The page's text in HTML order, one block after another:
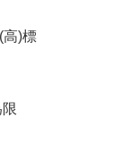
高)標